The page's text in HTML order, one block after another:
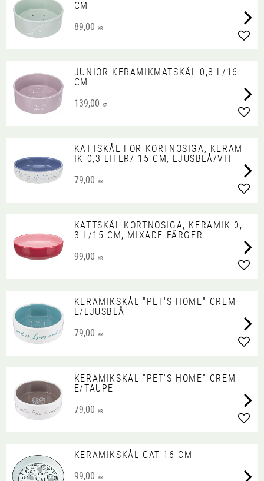
CM
89,00 KR
JUNIOR KERAMIKMATSKÅL 0,8 L/16
CM
139,00 KR
KATTSKÅL FÖR KORTNOSIGA, KERAM
IK 0,3 LITER/ 15 CM, LJUSBLÅ/VIT
79,00 KR
KATTSKÅL KORTNOSIGA, KERAMIK 0,
3 L/15 CM, MIXADE FÄRGER
99,00 KR
KERAMIKSKÅL "PET'S HOME" CREM
E/LJUSBLÅ
79,00 KR
KERAMIKSKÅL "PET'S HOME" CREM
E/TAUPE
79,00 KR
KERAMIKSKÅL CAT 16 CM
99,00 KR